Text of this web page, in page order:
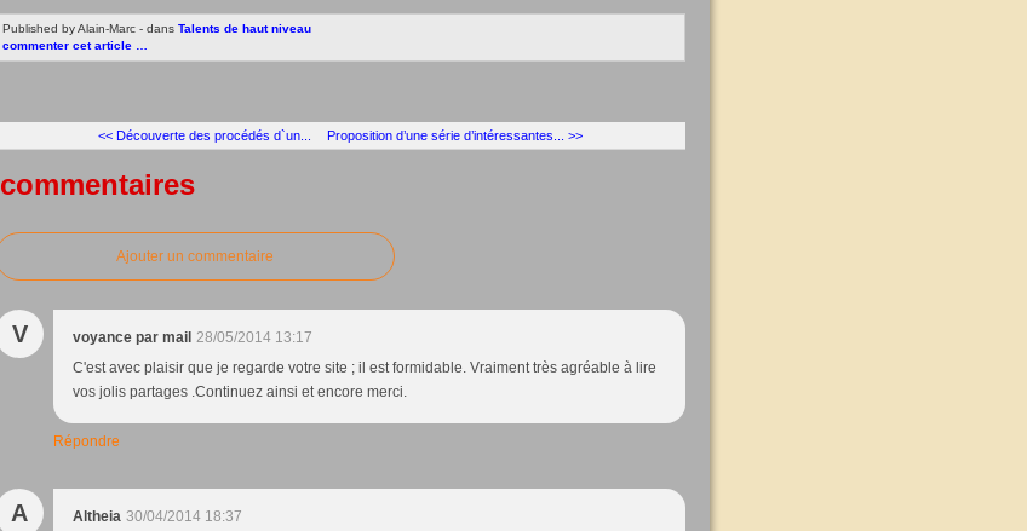
Published by Alain-Marc - dans Talents de haut niveau
commenter cet article
<< Découverte des procédés d`un... Proposition d’une série d’intéressantes... >>
commentaires
Ajouter un commentaire
V voyance par mail 28/05/2014 13:17
C'est avec plaisir que je regarde votre site ; il est formidable. Vraiment très agréable à lire
vos jolis partages .Continuez ainsi et encore merci.
Répondre
A Altheia 30/04/2014 18:37